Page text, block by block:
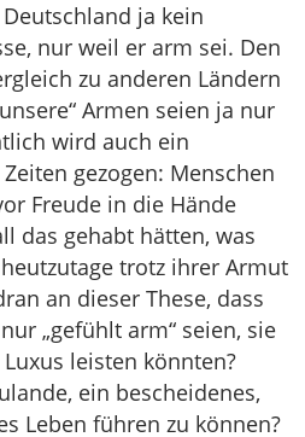
ja kein
nur weil er arm sei. Den
zu anderen Ländern
Armen seien ja nur
wird auch ein
gezogen: Menschen
Freude in die Hände
das gehabt hätten, was
trotz ihrer Armut
an dieser These, dass
„gefühlt arm“ seien, sie
leisten könnten?
ein bescheidenes,
Leben führen zu können?